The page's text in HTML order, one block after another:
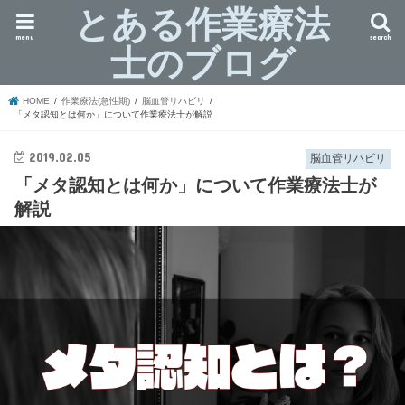
とある作業療法
士のブログ
search
menu
HOME 作業療法(急性期)
脳血管リハビリ
「メタ認知とは何か」について作業療法士が解説
脳血管リハビリ
2019.02.05
「メタ認知とは何か」について作業療法士が
解説